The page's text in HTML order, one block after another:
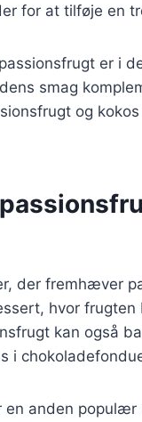
for at tilføje en
er i
smag
og
der fremhæver
hvor
kan også
i
en anden